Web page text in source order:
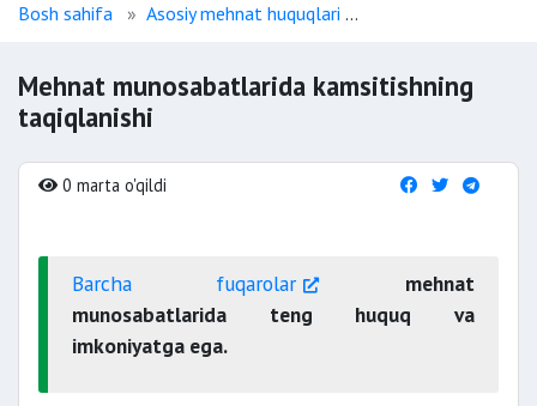
Bosh sahifa Asosiy mehnat huquqlari
Mehnat munosabatlarida kamsitishning
taqiqlanishi
0 marta o'qildi
Barcha fuqarolar
mehnat
munosabatlarida teng huquq va
imkoniyatga ega.